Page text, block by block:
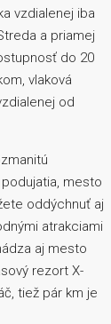
vzdialenej iba
a priamej
do 20
vlaková
od
mesto
oddýchnuť aj
atrakciami
aj mesto
rezort X-
tiež pár km je